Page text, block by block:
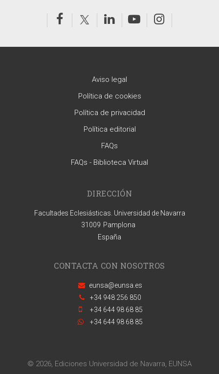
Aviso legal
Política de cookies
Política de privacidad
Política editorial
FAQs
FAQs - Biblioteca Virtual
DIRECCIÓN
Facultades Eclesiásticas. Universidad de Navarra
31009 Pamplona
España
CONTACTA CON NOSOTROS
eunsa@eunsa.es
+34 948 256 850
+34 644 98 68 85
+34 644 98 68 85
© 2026, Ediciones Universidad de Navarra, EUNSA